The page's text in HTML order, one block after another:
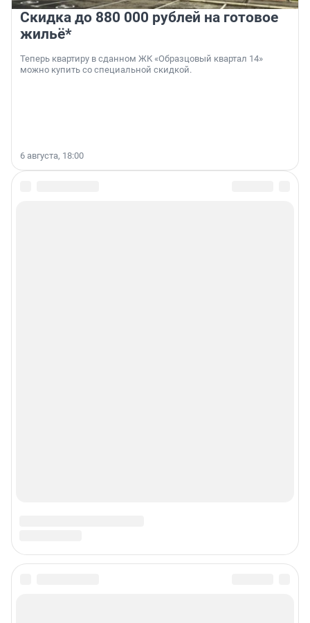
Скидка до 880 000 рублей на готовое
жильё*
Теперь квартиру в сданном ЖК «Образцовый квартал 14»
можно купить со специальной скидкой.
6 августа, 18:00